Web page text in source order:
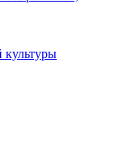
культуры